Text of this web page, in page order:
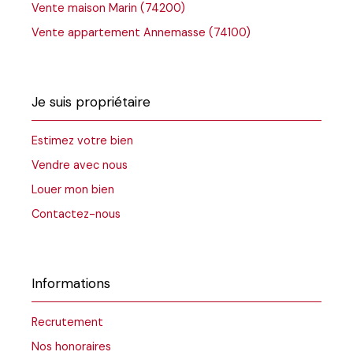
Vente maison Marin (74200)
Vente appartement Annemasse (74100)
Je suis propriétaire
Estimez votre bien
Vendre avec nous
Louer mon bien
Contactez-nous
Informations
Recrutement
Nos honoraires